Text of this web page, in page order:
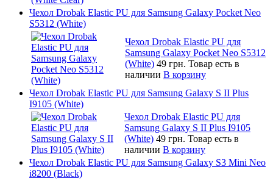
Чехол Drobak Elastic PU для Samsung Galaxy Pocket Neo
S5312 (White)
Чехол Drobak Elastic PU для
Samsung Galaxy Pocket Neo S5312
(White) 49 грн. Товар есть в
наличии В корзину
Чехол Drobak Elastic PU для Samsung Galaxy S II Plus
I9105 (White)
Чехол Drobak Elastic PU для
Samsung Galaxy S II Plus I9105
(White) 49 грн. Товар есть в
наличии В корзину
Чехол Drobak Elastic PU для Samsung Galaxy S3 Mini Neo
i8200 (Black)